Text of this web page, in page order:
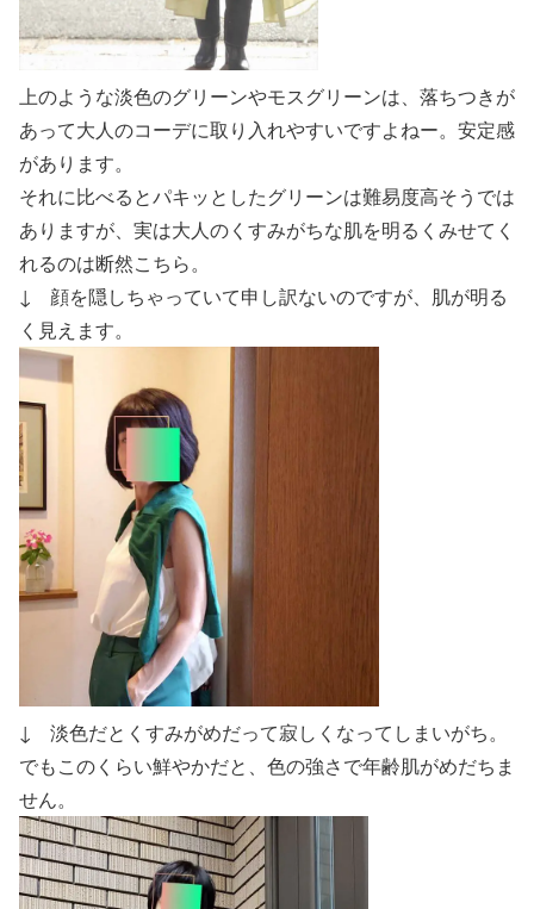
上のような淡色のグリーンやモスグリーンは、落ちつきが
あって大人のコーデに取り入れやすいですよねー。安定感
があります。
それに比べるとパキッとしたグリーンは難易度高そうでは
ありますが、実は大人のくすみがちな肌を明るくみせてく
れるのは断然こちら。
↓ 顔を隠しちゃっていて申し訳ないのですが、肌が明る
く見えます。
↓ 淡色だとくすみがめだって寂しくなってしまいがち。
でもこのくらい鮮やかだと、色の強さで年齢肌がめだちま
せん。